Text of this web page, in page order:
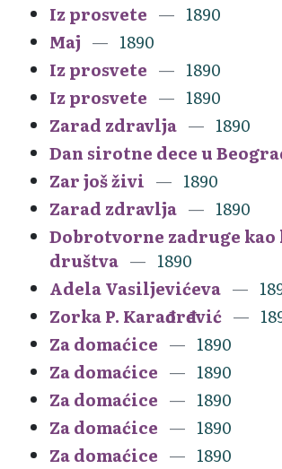
Iz prosvete
1890
Maj
1890
Iz prosvete
1890
Iz prosvete
1890
Zarad zdravlja
1890
Dan sirotne dece u
Zar još živi
1890
Zarad zdravlja
1890
Dobrotvorne zadruge
društva
1890
Adela Vasiljevićeva
Zorka P. Karađorđević
Za domaćice
1890
Za domaćice
1890
Za domaćice
1890
Za domaćice
1890
Za domaćice
1890